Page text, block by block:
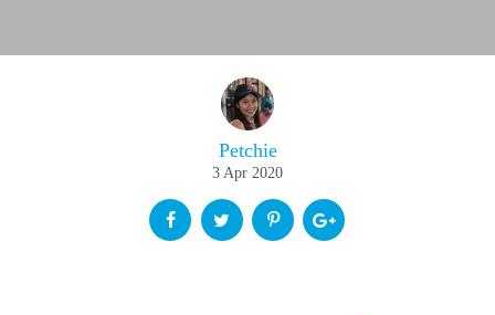
Petchie
3 Apr 2020